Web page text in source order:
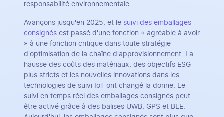
responsabilité environnementale.
Avançons jusqu'en 2025, et le suivi des emballages
consignés est passé d'une fonction « agréable à avoir
» à une fonction critique dans toute stratégie
d'optimisation de la chaîne d'approvisionnement. La
hausse des coûts des matériaux, des objectifs ESG
plus stricts et les nouvelles innovations dans les
technologies de suivi IoT ont changé la donne. Le
suivi en temps réel des emballages consignés peut
être activé grâce à des balises UWB, GPS et BLE.